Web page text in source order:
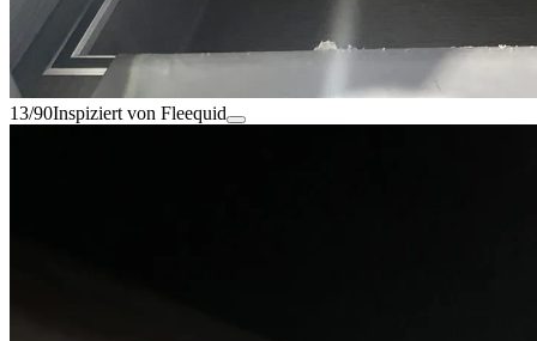
13/90Inspiziert von Fleequid